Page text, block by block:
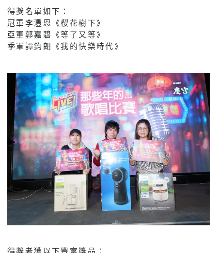
得獎名單如下：
冠軍李灃恩《櫻花樹下》
亞軍郭嘉碧《等了又等》
季軍譚鈞朗《我的快樂時代》
得獎者獲以下豐富獎品：